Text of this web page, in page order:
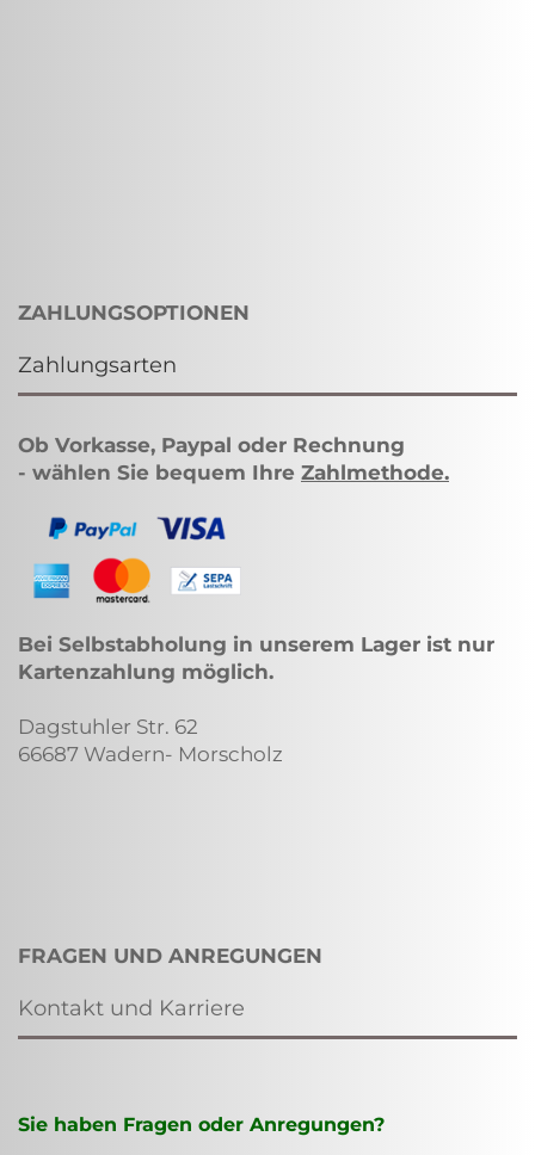
ZAHLUNGSOPTIONEN
Zahlungsarten
Ob Vorkasse, Paypal oder Rechnung
- wählen Sie bequem Ihre Zahlmethode.
Bei Selbstabholung in unserem Lager ist nur
Kartenzahlung möglich.
Dagstuhler Str. 62
66687 Wadern- Morscholz
FRAGEN UND ANREGUNGEN
Kontakt und Karriere
Sie haben Fragen oder Anregungen?